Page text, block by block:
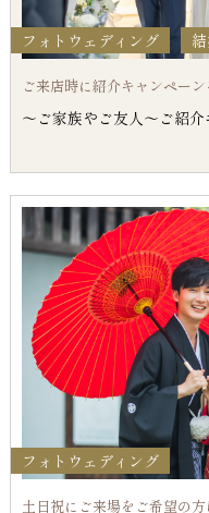
フォトウェディング
ご来店時に紹介キャンペー
～ご家族やご友人～ご紹
フォトウェディング
土日祝にご来場をご希望の